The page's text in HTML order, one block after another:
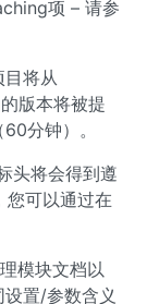
项 – 请参
将从
版本将被提
分钟）。
头将会得到遵
您可以通过在
模块文档以
置/参数含义